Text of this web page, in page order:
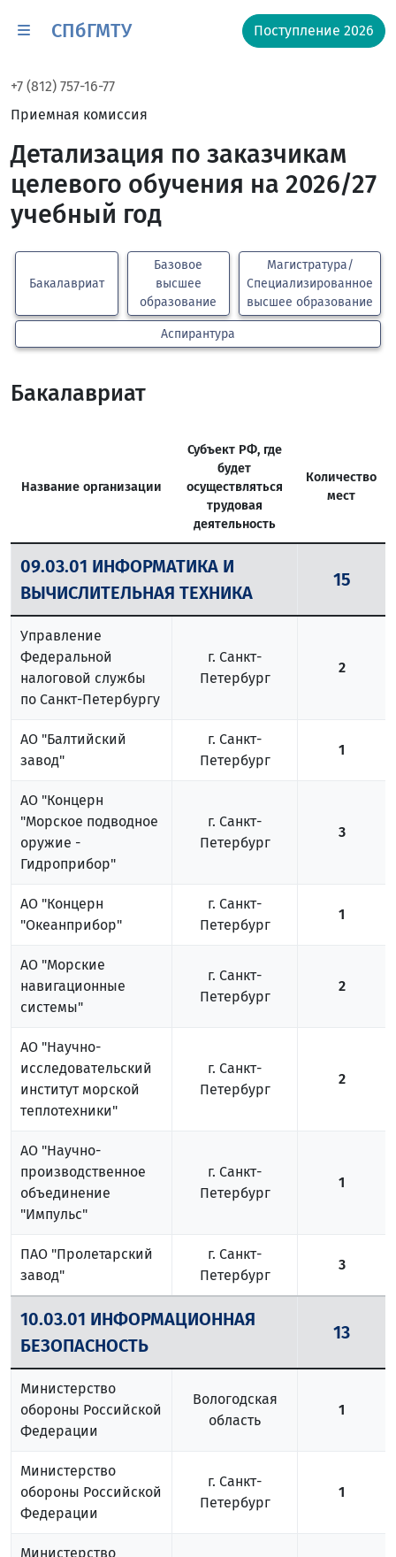
СПбГМТУ Поступление 2026
+7 (812) 757-16-77
Приемная комиссия
Детализация по заказчикам
целевого обучения на 2026/27
учебный год
Бакалавриат
Базовое
высшее
образование
Магистратура/
Специализированное
высшее образование
Аспирантура
Бакалавриат
Название организации
Субъект РФ, где
будет
осуществляться
трудовая
деятельность
Количество
мест
09.03.01 ИНФОРМАТИКА И
ВЫЧИСЛИТЕЛЬНАЯ ТЕХНИКА
15
Управление
Федеральной
налоговой службы
по Санкт-Петербургу
г. Санкт-
Петербург
2
АО "Балтийский
завод"
г. Санкт-
Петербург
1
АО "Концерн
"Морское подводное
оружие -
Гидроприбор"
г. Санкт-
Петербург
3
АО "Концерн
"Океанприбор"
г. Санкт-
Петербург
1
АО "Морские
навигационные
системы"
г. Санкт-
Петербург
2
АО "Научно-
исследовательский
институт морской
теплотехники"
г. Санкт-
Петербург
2
АО "Научно-
производственное
объединение
"Импульс"
г. Санкт-
Петербург
1
ПАО "Пролетарский
завод"
г. Санкт-
Петербург
3
10.03.01 ИНФОРМАЦИОННАЯ
БЕЗОПАСНОСТЬ
13
Министерство
обороны Российской
Федерации
Вологодская
область
1
Министерство
обороны Российской
Федерации
г. Санкт-
Петербург
1
Министерство